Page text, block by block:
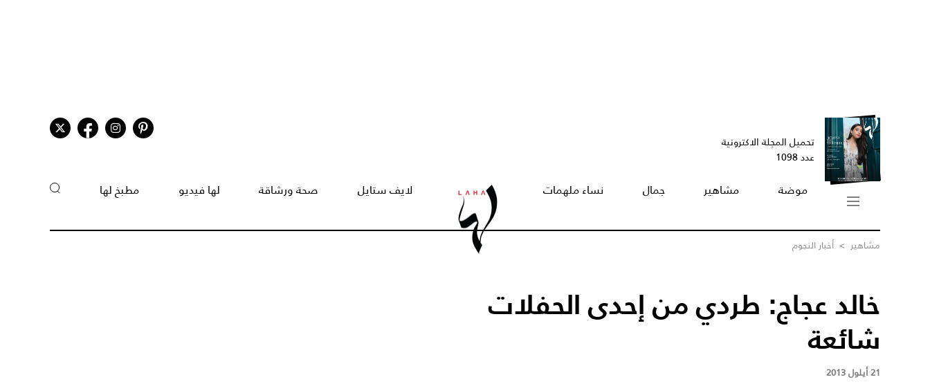
تحميل المجلة الاكترونية
عدد 1098
موضة مشاهير جمال نساء ملهمات لايف ستايل صحة ورشاقة لها فيديو مطبخ لها
مشاهير > أخبار النجوم
خالد عجاج: طردي من إحدى الحفلات
شائعة
21 أيلول 2013